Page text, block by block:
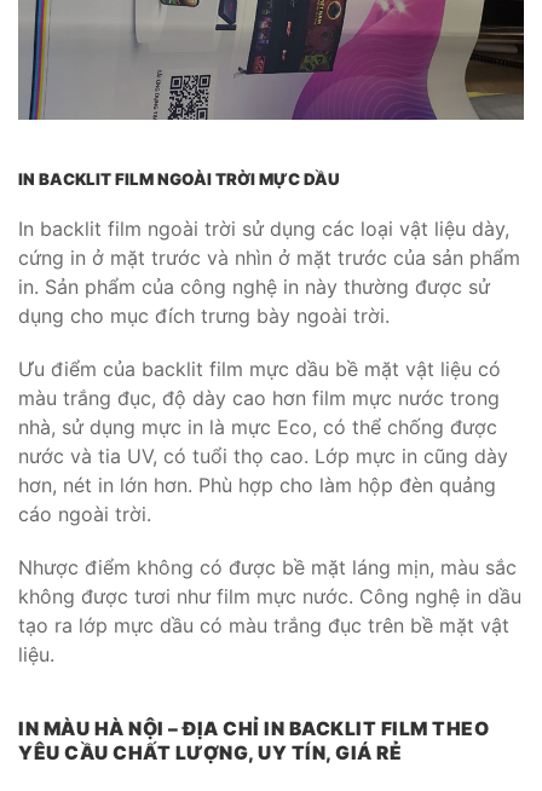
IN BACKLIT FILM NGOÀI TRỜI MỰC DẦU
In backlit film ngoài trời sử dụng các loại vật liệu dày,
cứng in ở mặt trước và nhìn ở mặt trước của sản phẩm
in. Sản phẩm của công nghệ in này thường được sử
dụng cho mục đích trưng bày ngoài trời.
Ưu điểm của backlit film mực dầu bề mặt vật liệu có
màu trắng đục, độ dày cao hơn film mực nước trong
nhà, sử dụng mực in là mực Eco, có thể chống được
nước và tia UV, có tuổi thọ cao. Lớp mực in cũng dày
hơn, nét in lớn hơn. Phù hợp cho làm hộp đèn quảng
cáo ngoài trời.
Nhược điểm không có được bề mặt láng mịn, màu sắc
không được tươi như film mực nước. Công nghệ in dầu
tạo ra lớp mực dầu có màu trắng đục trên bề mặt vật
liệu.
IN MÀU HÀ NỘI – ĐỊA CHỈ IN BACKLIT FILM THEO
YÊU CẦU CHẤT LƯỢNG, UY TÍN, GIÁ RẺ